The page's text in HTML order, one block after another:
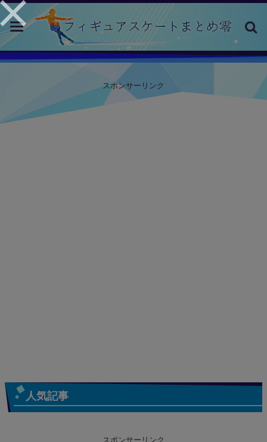
toggle
navigation
スポンサーリンク
人気記事
スポンサーリンク